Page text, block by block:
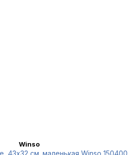
Winso
43x32 см.,маленькая Winso 150400